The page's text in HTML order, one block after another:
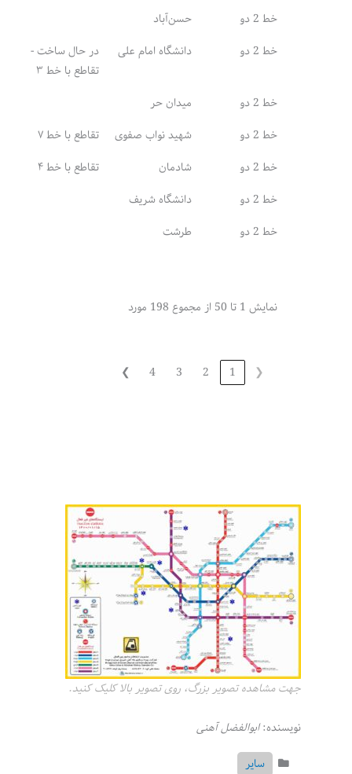
خط 2 دو
حسن‌آباد
خط 2 دو
دانشگاه امام علی
در حال ساخت -
تقاطع با خط ۳
خط 2 دو
میدان حر
خط 2 دو
شهید نواب صفوی
تقاطع با خط ۷
خط 2 دو
شادمان
تقاطع با خط ۴
خط 2 دو
دانشگاه شریف
خط 2 دو
طرشت
نمایش 1 تا 50 از مجموع 198 مورد
❮
1
2
3
4
❯
جهت مشاهده تصویر بزرگ، روی تصویر بالا کلیک کنید.
نویسنده:ابوالفضل آهنی
سایر